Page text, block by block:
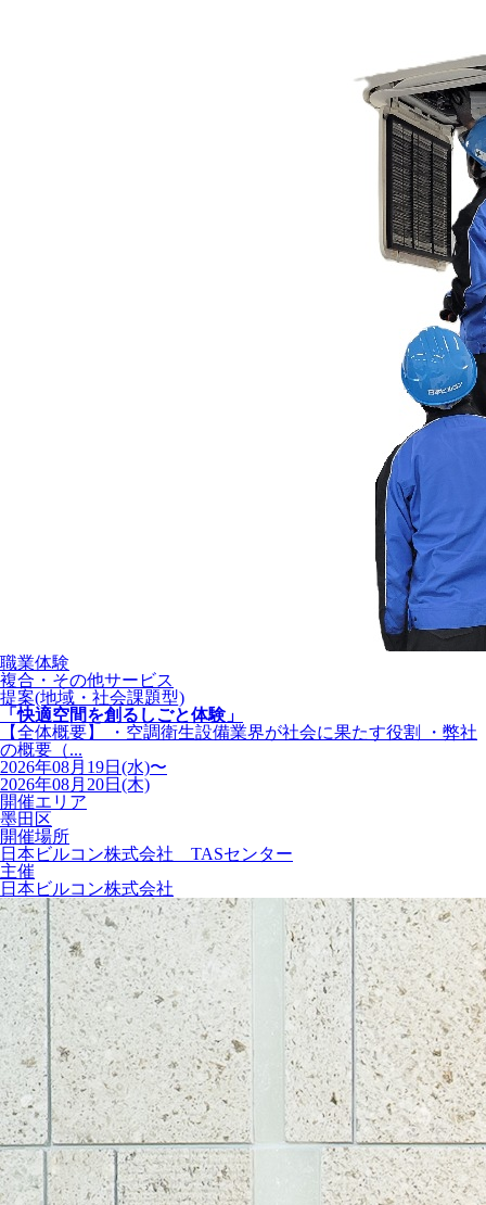
職業体験
複合・その他サービス
提案(地域・社会課題型)
「快適空間を創るしごと体験」
【全体概要】 ・空調衛生設備業界が社会に果たす役割 ・弊社
の概要（...
2026年08月19日(水)〜
2026年08月20日(木)
開催エリア
墨田区
開催場所
日本ビルコン株式会社 TASセンター
主催
日本ビルコン株式会社